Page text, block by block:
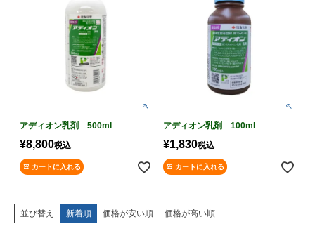
アディオン乳剤 500ml
¥8,800税込
カートに入れる
アディオン乳剤 100ml
¥1,830税込
カートに入れる
並び替え 新着順 価格が安い順 価格が高い順